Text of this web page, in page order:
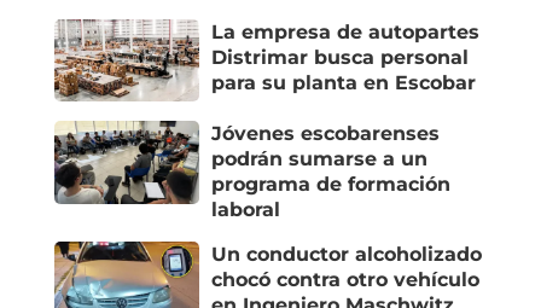
La empresa de autopartes
Distrimar busca personal
para su planta en Escobar
Jóvenes escobarenses
podrán sumarse a un
programa de formación
laboral
Un conductor alcoholizado
chocó contra otro vehículo